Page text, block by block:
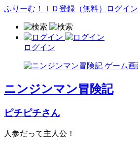
ふりーむ！ＩＤ登録（無料） ログイン
ログイン
ニンジンマン冒険記
ピチピチさん
人参だって主人公！